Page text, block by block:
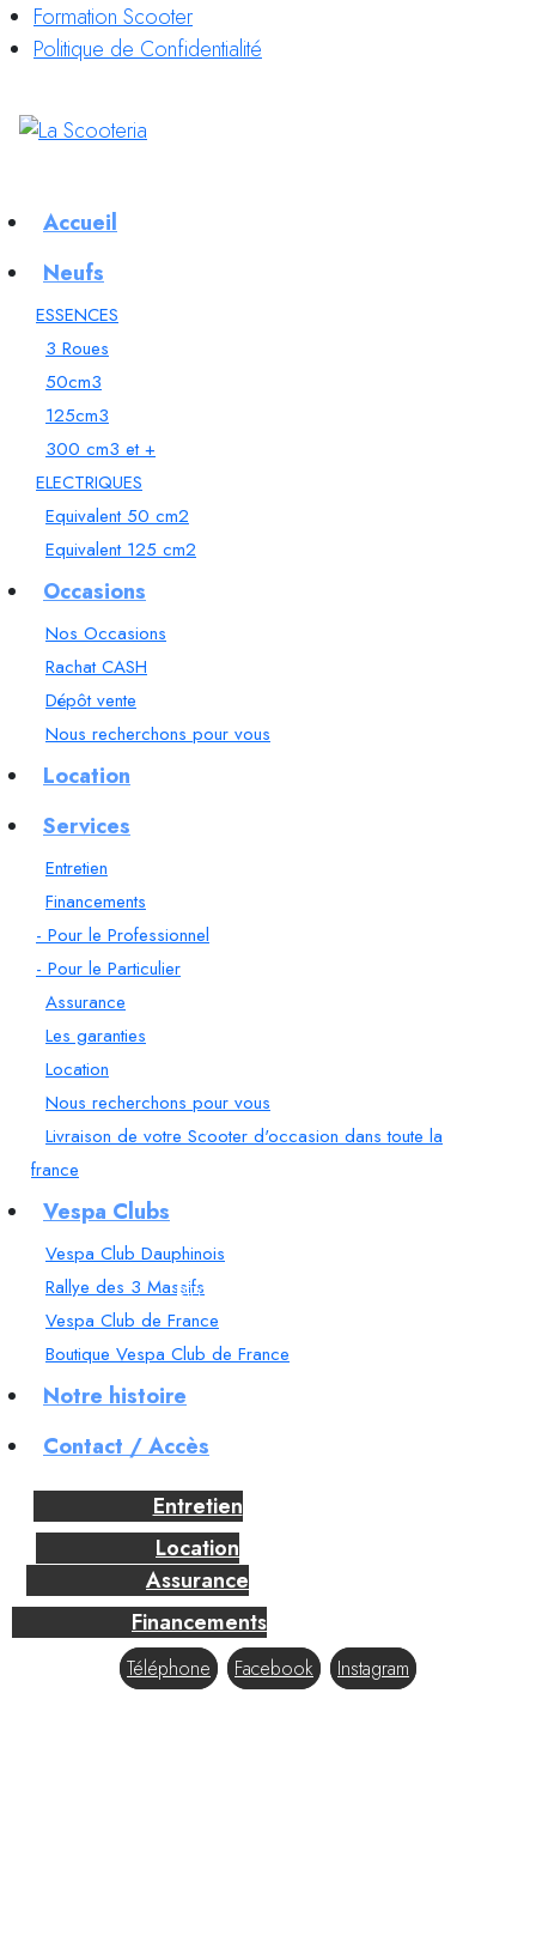
PROMOS
Formation Scooter
Politique de Confidentialité
Accueil
Neufs
ESSENCES
3 Roues
50cm3
125cm3
300 cm3 et +
ELECTRIQUES
Equivalent 50 cm2
Equivalent 125 cm2
Occasions
Nos Occasions
Rachat CASH
Dépôt vente
Nous recherchons pour vous
Location
Services
Entretien
Financements
- Pour le Professionnel
- Pour le Particulier
Assurance
Les garanties
Location
Nous recherchons pour vous
Livraison de votre Scooter d'occasion dans toute la
france
Vespa Clubs
Vespa Club Dauphinois
Rallye des 3 Massifs
Vespa Club de France
Boutique Vespa Club de France
Notre histoire
Contact / Accès
Entretien
Location
Assurance
Financements
Téléphone Facebook Instagram